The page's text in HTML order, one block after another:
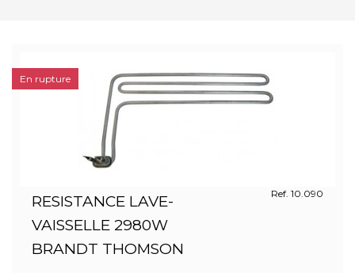
RESISTANCE LAVE-
VAISSELLE 2980W
BRANDT THOMSON
Ref. 10.090
En rupture